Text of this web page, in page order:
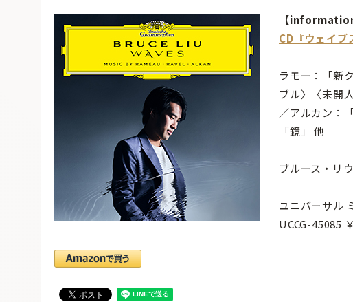
【information
CD『ウェイブ
ラモー：「新
ブル〉〈未開
／アルカン：
「鏡」 他
ブルース・リ
ユニバーサル
UCCG-45085